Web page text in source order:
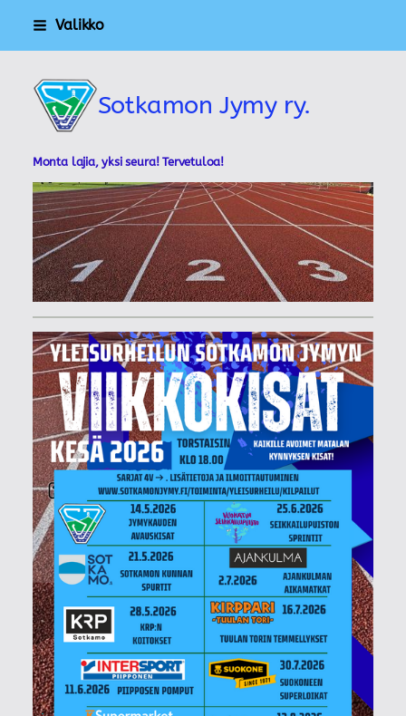
Siirry
Valikko
Sotkamon Jymy ry.
Monta lajia, yksi seura! Tervetuloa!